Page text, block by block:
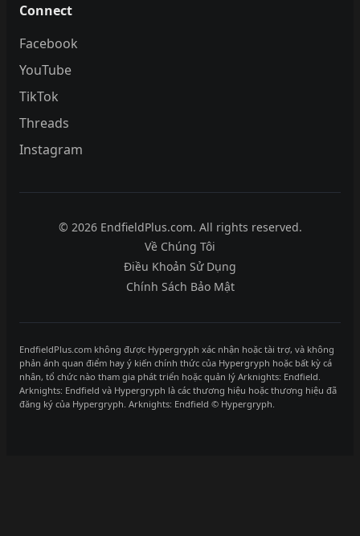
Connect
Facebook
YouTube
TikTok
Threads
Instagram
© 2026 EndfieldPlus.com. All rights reserved.
Về Chúng Tôi
Điều Khoản Sử Dụng
Chính Sách Bảo Mật
EndfieldPlus.com không được Hypergryph xác nhận hoặc tài trợ, và không
phản ánh quan điểm hay ý kiến chính thức của Hypergryph hoặc bất kỳ cá
nhân, tổ chức nào tham gia phát triển hoặc quản lý Arknights: Endfield.
Arknights: Endfield và Hypergryph là các thương hiệu hoặc thương hiệu đã
đăng ký của Hypergryph. Arknights: Endfield © Hypergryph.